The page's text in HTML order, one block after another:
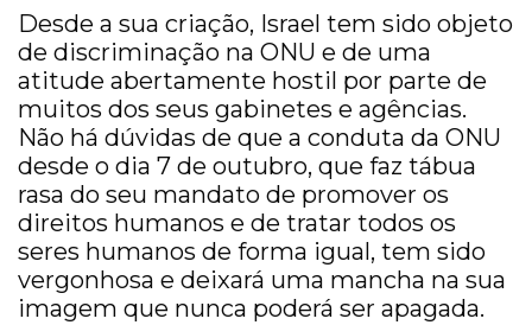
Desde a sua criação, Israel tem sido objeto
de discriminação na ONU e de uma
atitude abertamente hostil por parte de
muitos dos seus gabinetes e agências.
Não há dúvidas de que a conduta da ONU
desde o dia 7 de outubro, que faz tábua
rasa do seu mandato de promover os
direitos humanos e de tratar todos os
seres humanos de forma igual, tem sido
vergonhosa e deixará uma mancha na sua
imagem que nunca poderá ser apagada.